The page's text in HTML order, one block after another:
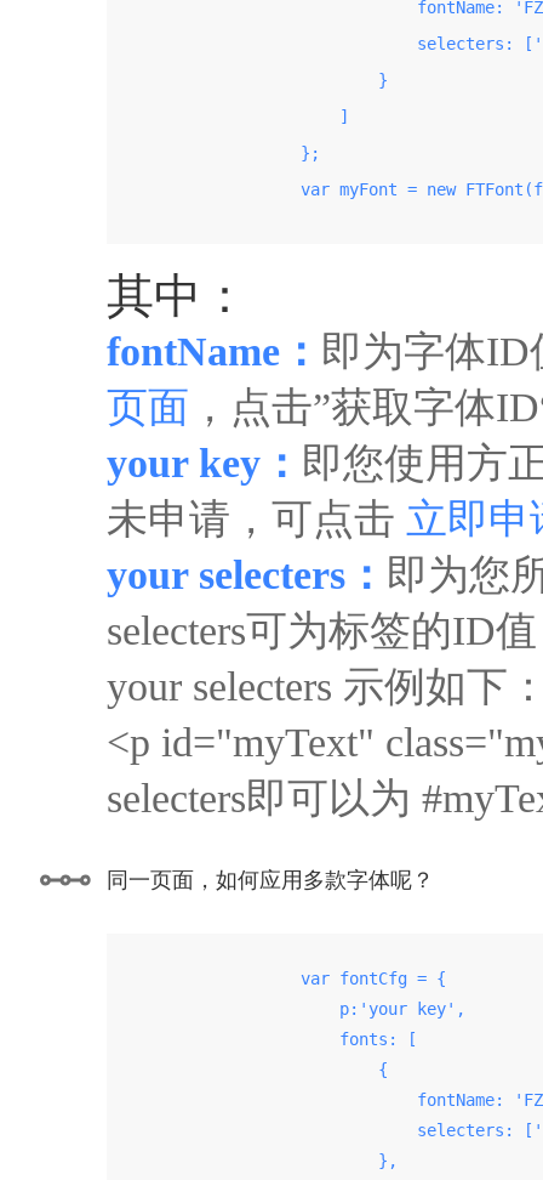
fontName:
selecters:
                            }
                        ]
                    };
var myFont = new
其中：
fontName： 即为字体
页面 ，点击”获取字体
your key： 即您使用方
未申请，可点击 立即申
your selecters： 即为您
selecters可为标签的ID
your selecters 示例如下
<p id="myText"
selecters即可以为
同一页面，如何应用多款字体呢？
                    var fontCfg = {
                        p:'your key',
                        fonts: [
                            {
fontName:
selecters:
                            },